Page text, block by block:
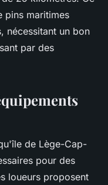
pins maritimes
nécessitant un bon
par des
de Lège-Cap-
pour des
loueurs proposent